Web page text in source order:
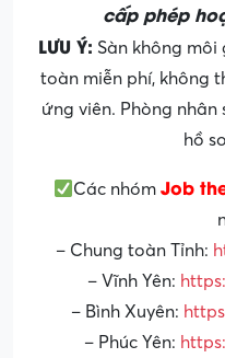
cấp phép
LƯU Ý: Sàn không
toàn miễn phí, không
ứng viên. Phòng
hồ
Các nhóm Job
– Chung toàn Tỉnh:
– Vĩnh Yên:
– Bình Xuyên:
– Phúc Yên: